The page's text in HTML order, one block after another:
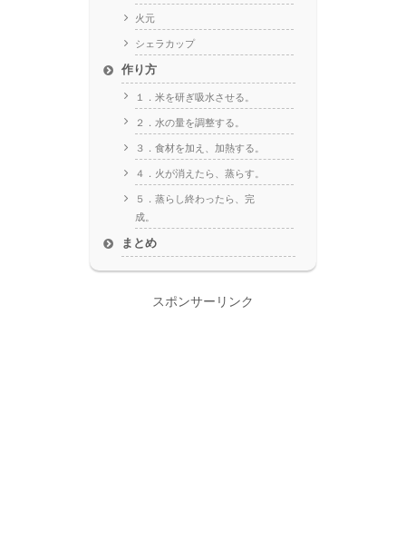
火元
シェラカップ
作り方
１．米を研ぎ吸水させる。
２．水の量を調整する。
３．食材を加え、加熱する。
４．火が消えたら、蒸らす。
５．蒸らし終わったら、完
成。
まとめ
スポンサーリンク